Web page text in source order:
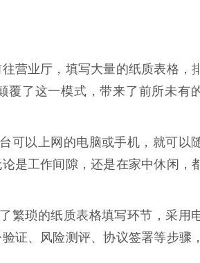
营业厅，填写大量的纸质表格，
覆了这一模式，带来了前所未有
可以上网的电脑或手机，就可以
是工作间隙，还是在家中休闲，
繁琐的纸质表格填写环节，采用
证、风险测评、协议签署等步骤